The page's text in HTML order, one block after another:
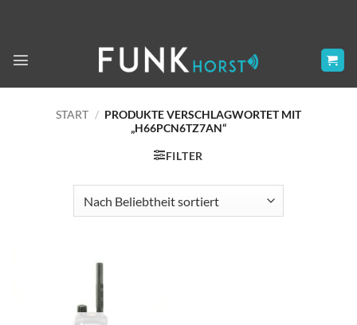
START / PRODUKTE VERSCHLAGWORTET MIT
„H66PCN6TZ7AN“
FILTER